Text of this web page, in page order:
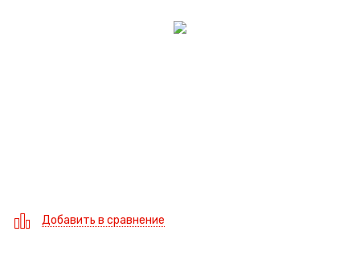
Добавить в сравнение